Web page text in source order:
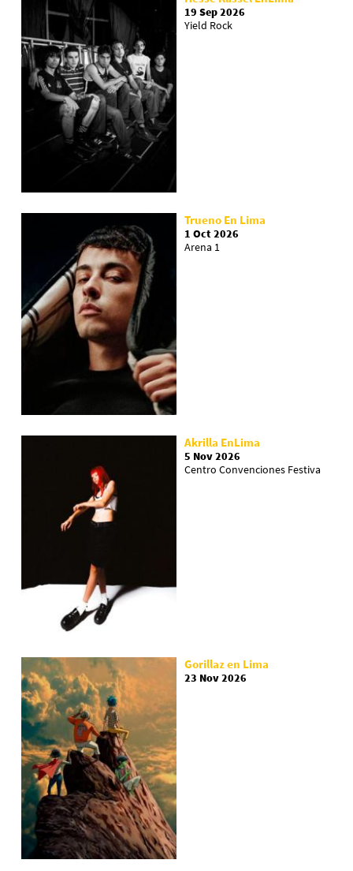
19 Sep 2026
Yield Rock
Trueno En Lima
1 Oct 2026
Arena 1
Akrilla EnLima
5 Nov 2026
Centro Convenciones Festiva
Gorillaz en Lima
23 Nov 2026